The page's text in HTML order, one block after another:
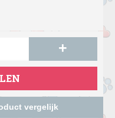
+
vergelijk